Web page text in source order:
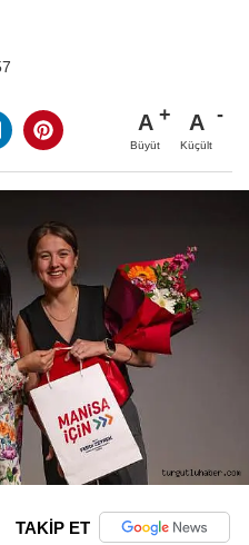
A
Büyüt
A
Küçült
TAKİP ET